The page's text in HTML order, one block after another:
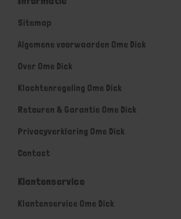
Sitemap
Algemene voorwaarden Ome Dick
Over Ome Dick
Klachtenregeling Ome Dick
Retouren & Garantie Ome Dick
Privacyverklaring Ome Dick
Contact
Klantenservice
Klantenservice Ome Dick